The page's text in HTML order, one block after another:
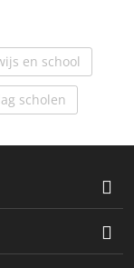
en school
scholen